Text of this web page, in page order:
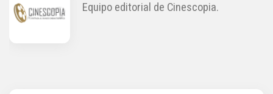
Equipo editorial de Cinescopia.